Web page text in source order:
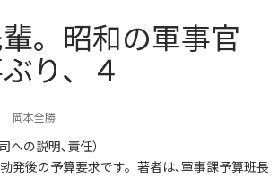
。昭和の軍事官
り、４
岡本全勝
への説明､責任）
発後の予算要求です。著者は､軍事課予算班長